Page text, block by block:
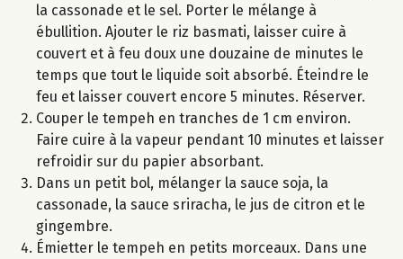
la cassonade et le sel. Porter le mélange à
ébullition. Ajouter le riz basmati, laisser cuire à
couvert et à feu doux une douzaine de minutes le
temps que tout le liquide soit absorbé. Éteindre le
feu et laisser couvert encore 5 minutes. Réserver.
Couper le tempeh en tranches de 1 cm environ.
Faire cuire à la vapeur pendant 10 minutes et laisser
refroidir sur du papier absorbant.
Dans un petit bol, mélanger la sauce soja, la
cassonade, la sauce sriracha, le jus de citron et le
gingembre.
Émietter le tempeh en petits morceaux. Dans une